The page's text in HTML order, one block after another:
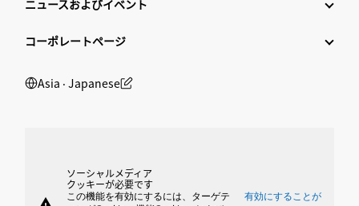
ニュースおよびイベント
コーポレートページ
Asia ‧ Japanese
ソーシャルメディア
クッキーが必要です
この機能を有効にするには、ターゲテ
有効にすることが